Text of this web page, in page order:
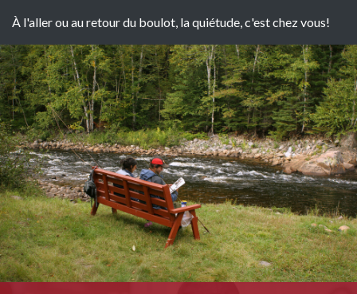
À l'aller ou au retour du boulot, la quiétude, c'est chez vous!